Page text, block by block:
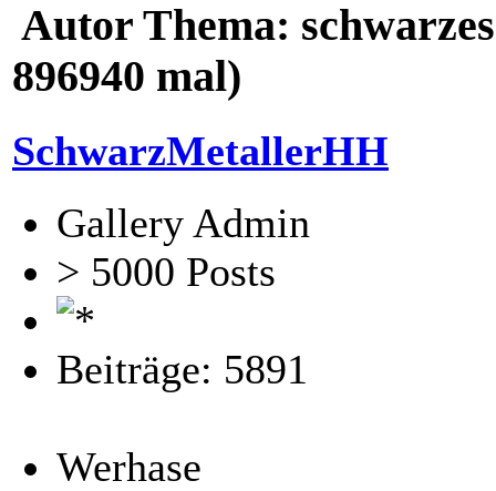
Autor Thema:
896940 mal)
SchwarzMetallerHH
Gallery Admin
> 5000 Posts
Beiträge: 5891
Werhase